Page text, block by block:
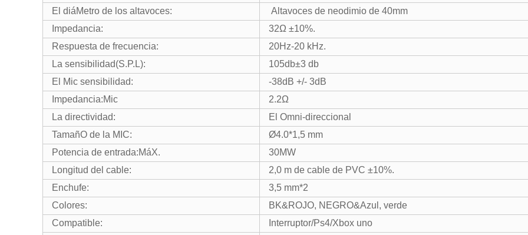
El diáMetro de los altavoces:
Altavoces de neodimio de 40mm
Impedancia:
32Ω ±10%.
Respuesta de frecuencia:
20Hz-20 kHz.
La sensibilidad(S.P.L):
105db±3 db
El Mic sensibilidad:
-38dB +/- 3dB
Impedancia:Mic
2.2Ω
La directividad:
El Omni-direccional
TamañO de la MIC:
Ø4.0*1,5 mm
Potencia de entrada:MáX.
30MW
Longitud del cable:
2,0 m de cable de PVC ±10%.
Enchufe:
3,5 mm*2
Colores:
BK&ROJO, NEGRO&Azul, verde
Compatible:
Interruptor/Ps4/Xbox uno